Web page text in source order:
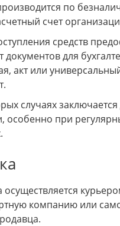
по
счет
средств
документов для
акт или
случаях
особенно при
осуществляется
компанию или